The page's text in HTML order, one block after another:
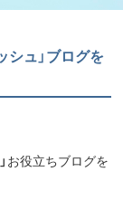
シュ」ブログを
お役立ちブログを